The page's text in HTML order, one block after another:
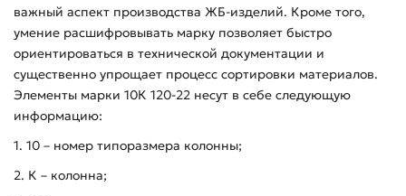
важный аспект производства ЖБ-изделий. Кроме того,
умение расшифровывать марку позволяет быстро
ориентироваться в технической документации и
существенно упрощает процесс сортировки материалов.
Элементы марки 10К 120-22 несут в себе следующую
информацию:
1. 10 – номер типоразмера колонны;
2. К – колонна;